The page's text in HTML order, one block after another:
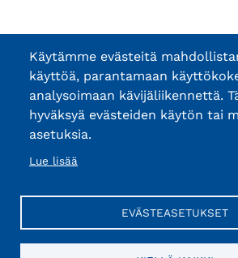
Käytämme evästeitä
käyttöä, parantamaan
analysoimaan kävijäliikennettä.
hyväksyä evästeiden käytön tai
asetuksia.
Lue lisää
EVÄSTEASETUKSET